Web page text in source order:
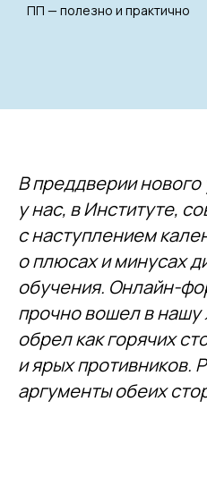
ПП — полезно и практично
В преддверии нового
у нас, в Институте,
с наступлением
о плюсах и минусах
обучения. Онлайн-
прочно вошел в нашу
обрел как горячих
и ярых противников.
аргументы обеих